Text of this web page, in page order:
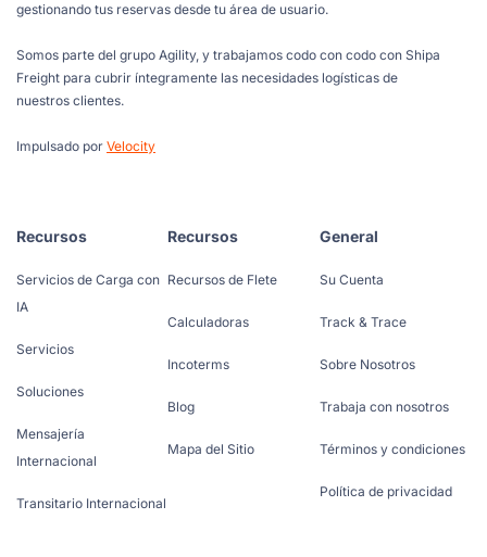
gestionando tus reservas desde tu área de usuario.
Somos parte del grupo Agility, y trabajamos codo con codo con Shipa
Freight para cubrir íntegramente las necesidades logísticas de
nuestros clientes.
Impulsado por Velocity
Recursos
Servicios de Carga con
IA
Servicios
Soluciones
Mensajería
Internacional
Transitario Internacional
Recursos
Recursos de Flete
Calculadoras
Incoterms
Blog
Mapa del Sitio
General
Su Cuenta
Track & Trace
Sobre Nosotros
Trabaja con nosotros
Términos y condiciones
Política de privacidad